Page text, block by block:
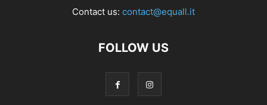
Contact us: contact@equall.it
FOLLOW US